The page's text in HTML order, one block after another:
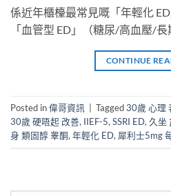
係近年櫃檯最常見嘅「年輕化
「血管型 ED」（糖尿/高血壓/
CONTINUE
Posted in偉哥資訊 Tagged30歲 心理
30歲 硬唔起 改善, IIEF-5,SSRI ED,久坐
身 類固醇 睾酮,年輕化 ED, 犀利士5mg